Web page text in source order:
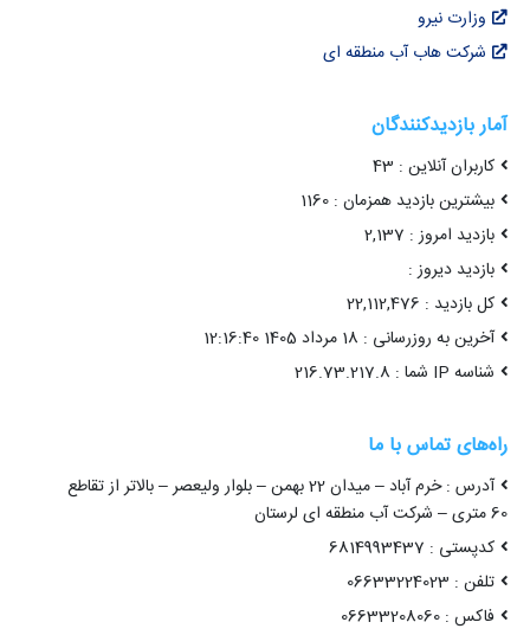
وزارت نیرو
شرکت هاب آب منطقه ای
آمار بازدیدکنندگان
کاربران آنلاین : 43
بیشترین بازدید همزمان : 1160
بازدید امروز : 2,137
بازدید دیروز :
کل بازدید : 22,112,476
آخرین به روزرسانی : 18 مرداد 1405 12:16:40
شناسه IP شما : 216.73.217.8
راه‌های تماس با ما
آدرس : خرم آباد – میدان 22 بهمن – بلوار ولیعصر – بالاتر از تقاطع
60 متری – شرکت آب منطقه ای لرستان
کدپستی : 6814993437
تلفن : 06633224023
فاکس : 06633208060